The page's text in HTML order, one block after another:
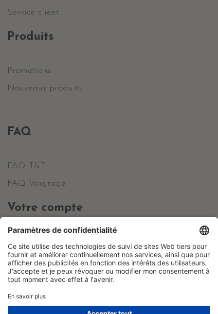
Service client
Produits
Promotions
Nouveaux produits
FAQ
FAQ T&T
FAQ Vaigrage
Votre compte
Informations personnelles
Commandes
Avoirs
Adresses